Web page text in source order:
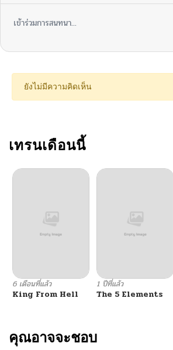
ตอนที่ 19
ตอนที่ 17
ตอนที่ 16
ตอนที่ 14
ตอนที่ 13
ตอนที่ 12
ตอนที่ 11
เข้าร่วมการสนทนา...
ยังไม่มีความคิดเห็น
เทรนเดือนนี้
6 เดือนที่แล้ว
King From Hell
1 ปีที่แล้ว
The 5 Elements
คุณอาจจะชอบ